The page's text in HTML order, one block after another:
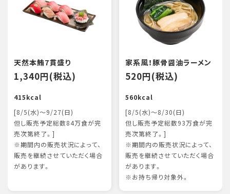
天然本鮪7貫盛り
1,340円(税込)
415kcal
[8/5(水)～9/27(日)
但し販売予定総数84万食が完
売次第終了。]
※期間内の販売状況によって、
販売を継続させていただく場合
があります。
家系風！豚骨醤油ラーメン
520円(税込)
560kcal
[8/5(水)～8/30(日)
但し販売予定総数93万食が完
売次第終了。]
※期間内の販売状況によって、
販売を継続させていただく場合
があります。
※お持ち帰り対象外。